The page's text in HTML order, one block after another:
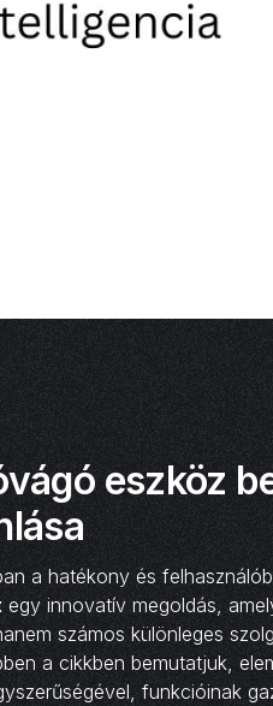
eszköz
a hatékony és
egy innovatív megoldás,
számos különleges
a cikkben bemutatjuk,
funkcióinak